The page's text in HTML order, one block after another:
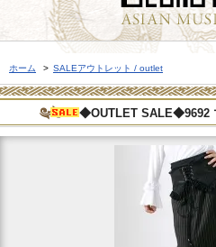
ホーム > SALEアウトレット / outlet
◆OUTLET SALE◆9692